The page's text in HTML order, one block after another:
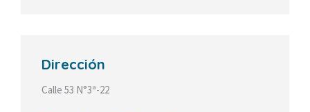
Dirección
Calle 53 N°3ª-22